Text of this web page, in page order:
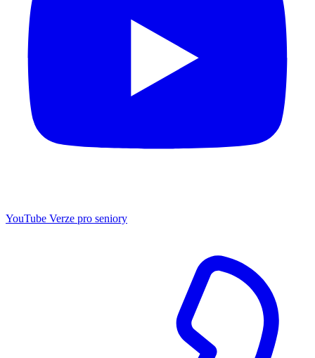
YouTube Verze pro seniory